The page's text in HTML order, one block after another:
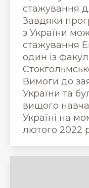
стажування
Завдяки
з України
стажування
один із
Вимоги до
України та
вищого
Україні на
лютого 2022